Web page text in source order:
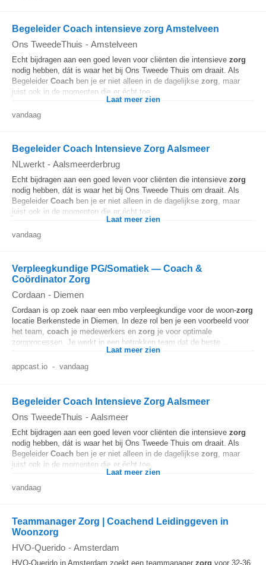
Begeleider Coach intensieve zorg Amstelveen
Ons TweedeThuis - Amstelveen
Echt bijdragen aan een goed leven voor cliënten die intensieve zorg
nodig hebben, dát is waar het bij Ons Tweede Thuis om draait. Als
Begeleider Coach ben je er niet alleen in de dagelijkse zorg, maar
juist ook in de momenten die er écht toe...
Laat meer zien
vandaag
Begeleider Coach Intensieve Zorg Aalsmeer
NLwerkt - Aalsmeerderbrug
Echt bijdragen aan een goed leven voor cliënten die intensieve zorg
nodig hebben, dát is waar het bij Ons Tweede Thuis om draait. Als
Begeleider Coach ben je er niet alleen in de dagelijkse zorg, maar
juist ook in de momenten die er écht toe...
Laat meer zien
vandaag
Verpleegkundige PG/Somatiek — Coach &
Coördinator Zorg
Cordaan - Diemen
Cordaan is op zoek naar een mbo verpleegkundige voor de woon-zorg
locatie Berkenstede in Diemen. In deze rol ben je een voorbeeld voor
het team, coach je medewerkers en zorg je voor optimale
zorgprocessen. Je werkt in een betrokken team dat de beste...
Laat meer zien
appcast.io - vandaag
Begeleider Coach Intensieve Zorg Aalsmeer
Ons TweedeThuis - Aalsmeer
Echt bijdragen aan een goed leven voor cliënten die intensieve zorg
nodig hebben, dát is waar het bij Ons Tweede Thuis om draait. Als
Begeleider Coach ben je er niet alleen in de dagelijkse zorg, maar
juist ook in de momenten die er écht toe...
Laat meer zien
vandaag
Teammanager Zorg | Coachend Leidinggeven in
Woonzorg
HVO-Querido - Amsterdam
HVO-Querido in Amsterdam zoekt een teammanager zorg voor 32-36